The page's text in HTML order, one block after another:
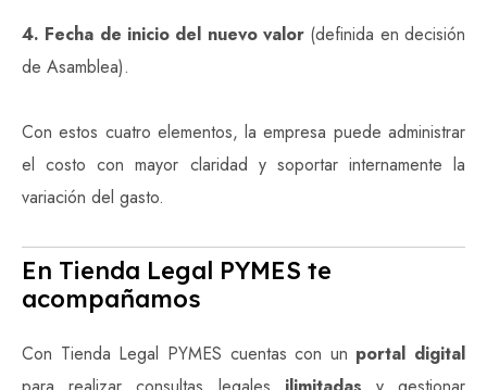
4. Fecha de inicio del nuevo valor (definida en decisión
de Asamblea).
Con estos cuatro elementos, la empresa puede administrar
el costo con mayor claridad y soportar internamente la
variación del gasto.
En Tienda Legal PYMES te
acompañamos
Con Tienda Legal PYMES cuentas con un portal digital